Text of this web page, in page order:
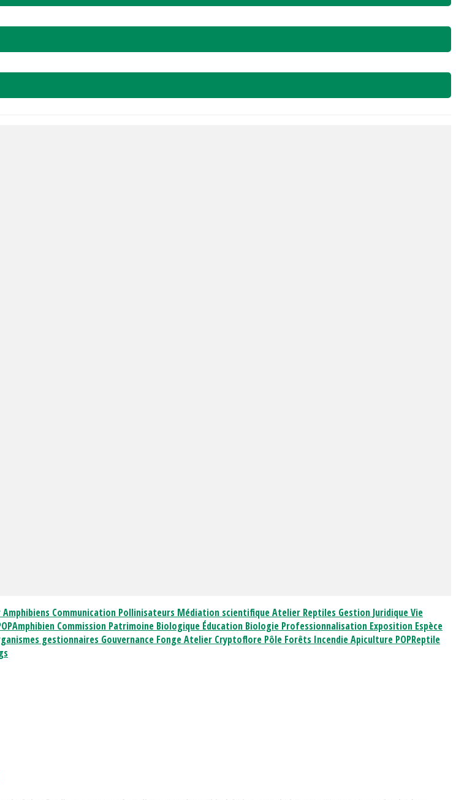
Communication Pollinisateurs Médiation scientifiqueAtelier Reptiles Gestion JuridiqueVie
Commission Patrimoine Biologique Éducation Biologie Professionnalisation Exposition Espèce
gestionnaires Gouvernance FongeAtelier Cryptoflore Pôle Forêts IncendieApiculture POPReptile